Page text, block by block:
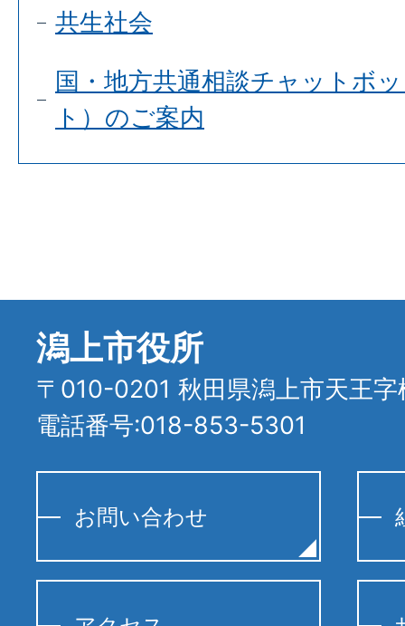
共生社会
国・地方共通相談チャットボ
ト）のご案内
潟上市役所
〒010-0201 秋田県潟上市天王
電話番号:018-853-5301
お問い合わせ